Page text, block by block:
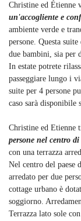
Christine ed Étienne
un'accogliente e
ambiente verde e
persone. Questa
due bambini, sia per
In estate potrete
passeggiare lungo i
suite per 4 persone
caso sarà disponibile
Christine ed Etienne
persone nel centro
con una terrazza
Nel centro del paese
arredato per due
cottage urbano è
soggiorno.
Terrazza lato sole